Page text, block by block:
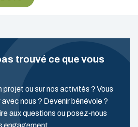
trouvé ce que vous
projet ou sur nos activités ? Vous
nous ? Devenir bénévole ?
aux questions ou posez-nous
engagement.